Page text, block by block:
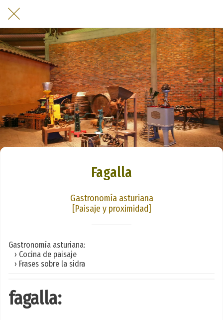
Fagalla
Gastronomía asturiana
[Paisaje y proximidad]
Gastronomía asturiana:
› Cocina de paisaje
› Frases sobre la sidra
fagalla: